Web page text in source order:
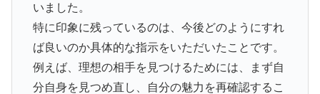
いました。
特に印象に残っているのは、今後どのようにすれ
ば良いのか具体的な指示をいただいたことです。
例えば、理想の相手を見つけるためには、まず自
分自身を見つめ直し、自分の魅力を再確認するこ